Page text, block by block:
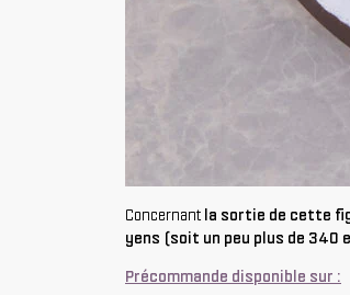
Concernant la sortie de cette
yens (soit un peu plus de 340
Précommande disponible sur :